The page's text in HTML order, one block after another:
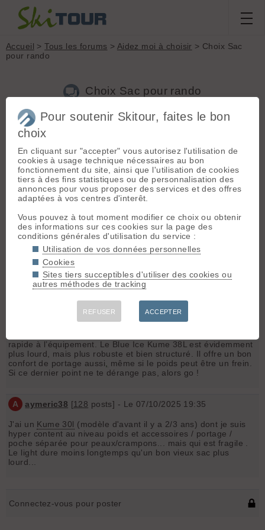
Accueil >Tous les forums > Aidez moi à choisir > Choix Sac
pour rando
Choix Sac pour rando
Nouveau sujet
polollo2010[2posts] - Le 09/09/2025 17:16
Salut,
Je cherche à remplacer mon Blue Ice Warthog 40L qui
commence à fatiguer.
pour des sorties rando à la journée ou sur 2 jours max.
Des retours sur le confort et la praticité de ces modèles de
Merci d’avance !
rapide à l’équipement. Le Blue Ice Kume 38L est évidemment
plus lourd, mais plus robuste et bien structuré. Il offre un bon
confort de portage aussi
même si le poids peut être un frein.
Si ce dernier point ne te dérange pas, alors go !
A aymeric38 [128 posts] - Le 07/10/2025 19:35
J'ai un Kume 30l (modèle d'avant il y a 2/3 ans) dont je suis
hyper content au niveau poids et accessoires / portage /
poche séparée pour peaux/crampons... mais qui est fragile .
Le light dure moins longtemps qu'un bon vieux sac plus
lourd...
Connectez-vous pour poster
Pour soutenir Skitour, faites le bon
choix
En cliquant sur "accepter" vous autorisez l'utilisation de
cookies à usage technique nécessaires au bon
fonctionnement du site, ainsi que l'utilisation de cookies
tiers à des fins statistiques ou de personnalisation des
annonces pour vous proposer des services et des offres
adaptées à vos centres d'interêt.
Vous pouvez à tout moment modifier ce choix ou obtenir
des informations sur ces cookies sur la page des
conditions générales d'utilisation du service :
Utilisation de vos données personnelles
Cookies
Sites tiers succeptibles d'utiliser des cookies ou
autres méthodes de tracking
REFUSER ACCEPTER